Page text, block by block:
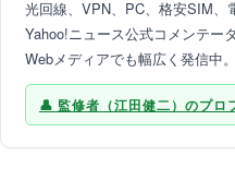
光回線、VPN、PC、格安SIM、
Yahoo!ニュース公式コメンテー
Webメディアでも幅広く発信中。
監修者（江田健二）のプロ